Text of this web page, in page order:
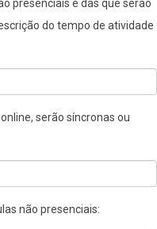
presenciais e das que serão
do tempo de atividade
serão síncronas ou
não presenciais: